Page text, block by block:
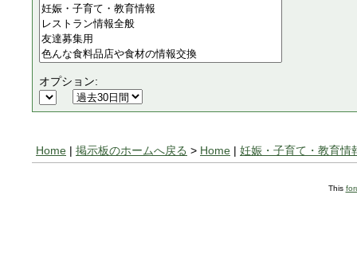
オプション:
Home 掲示板のホームへ戻る > Home 妊娠・子育て・教育情
This